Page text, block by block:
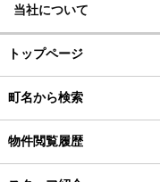
当社について
トップページ
町名から検索
物件閲覧履歴